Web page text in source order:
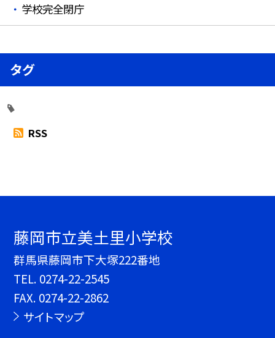
学校完全閉庁
タグ
RSS
藤岡市立美土里小学校
群馬県藤岡市下大塚222番地
TEL. 0274-22-2545
FAX. 0274-22-2862
サイトマップ